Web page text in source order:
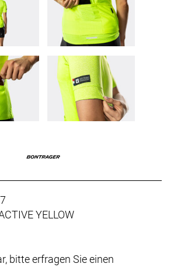
YELLOW
bitte erfragen Sie einen